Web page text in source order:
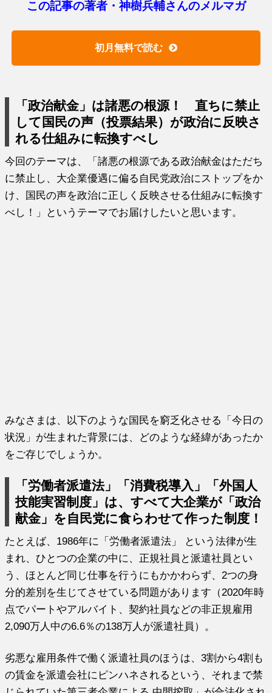
この記事の著者・神樹兵輔さんのメルマガ
初月無料で読む
「政治献金」は諸悪の根源！ 直ちに禁止
して国民の声（投票結果）が政治に反映さ
れる仕組みに転換すべし
今回のテーマは、「諸悪の根源である政治献金はただち
に禁止し、大企業優遇に偏る自民党政治にストップをか
け、国民の声を政治に正しく反映させる仕組みに転換す
べし！」というテーマでお届けしたいと思います。
みなさまは、以下のような国民を窮乏化させる「今日の
状況」が生まれた背景には、どのような経緯があったか
をご存じでしょうか。
「労働者派遣法」「消費税導入」「外国人
技能実習制度」は、すべて大企業が「政治
献金」を自民党に食らわせて作った制度！
たとえば、1986年に「労働者派遣法」 という法律が生
まれ、ひとつの企業の中に、正規社員と派遣社員とい
う、ほとんど同じ仕事を行うにもかかわらず、2つの身
分的差別を生じてさせている問題があります（2020年時
点でパートやアルバイト、契約社員などの非正規雇用
2,090万人中の6.6％の138万人が派遣社員）。
劣悪な雇用条件で働く派遣社員のほうは、3割から4割も
の賃金を派遣会社にピンハネされるという、それまで禁